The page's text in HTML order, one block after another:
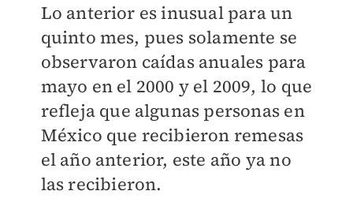
Lo anterior es inusual para un
quinto mes, pues solamente se
observaron caídas anuales para
mayo en el 2000 y el 2009, lo que
refleja que algunas personas en
México que recibieron remesas
el año anterior, este año ya no
las recibieron.